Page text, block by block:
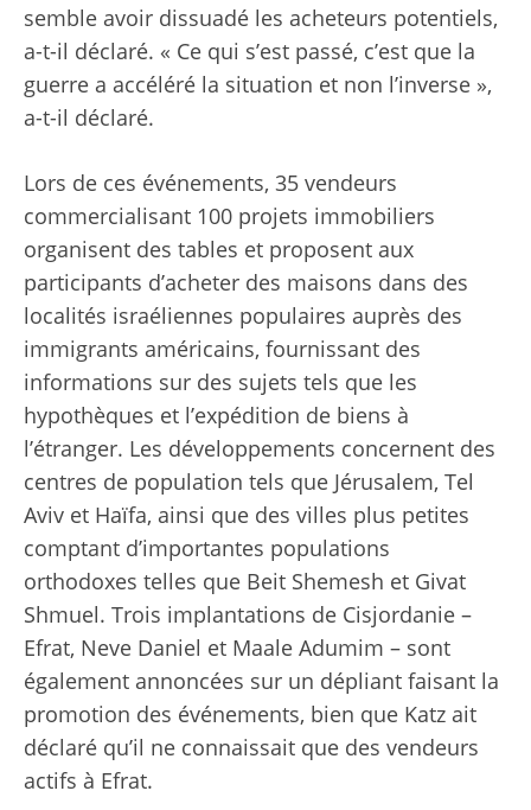
semble avoir dissuadé les acheteurs potentiels,
a-t-il déclaré. « Ce qui s’est passé, c’est que la
guerre a accéléré la situation et non l’inverse »,
a-t-il déclaré.
Lors de ces événements, 35 vendeurs
commercialisant 100 projets immobiliers
organisent des tables et proposent aux
participants d’acheter des maisons dans des
localités israéliennes populaires auprès des
immigrants américains, fournissant des
informations sur des sujets tels que les
hypothèques et l’expédition de biens à
l’étranger. Les développements concernent des
centres de population tels que Jérusalem, Tel
Aviv et Haïfa, ainsi que des villes plus petites
comptant d’importantes populations
orthodoxes telles que Beit Shemesh et Givat
Shmuel. Trois implantations de Cisjordanie –
Efrat, Neve Daniel et Maale Adumim – sont
également annoncées sur un dépliant faisant la
promotion des événements, bien que Katz ait
déclaré qu’il ne connaissait que des vendeurs
actifs à Efrat.